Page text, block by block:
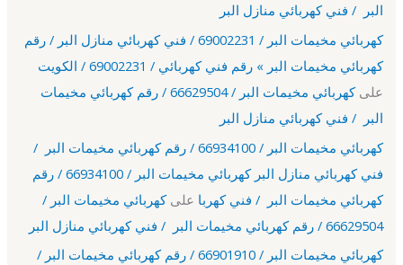
البر / فني كهربائي منازل البر
كهربائي مخيمات البر / 69002231 / فني كهربائي منازل البر / رقم
كهربائي مخيمات البر » رقم فني كهربائي / 69002231 / الكويت
على
كهربائي مخيمات البر / 66629504 / رقم كهربائي مخيمات
البر / فني كهربائي منازل البر
كهربائي مخيمات البر / 66934100 / رقم كهربائي مخيمات البر /
فني كهربائي منازل البر كهربائي مخيمات البر / 66934100 / رقم
كهربائي مخيمات البر / فني كهربا علىكهربائي مخيمات البر /
66629504 / رقم كهربائي مخيمات البر / فني كهربائي منازل البر
كهربائي مخيمات البر / 66901910 / رقم كهربائي مخيمات البر /